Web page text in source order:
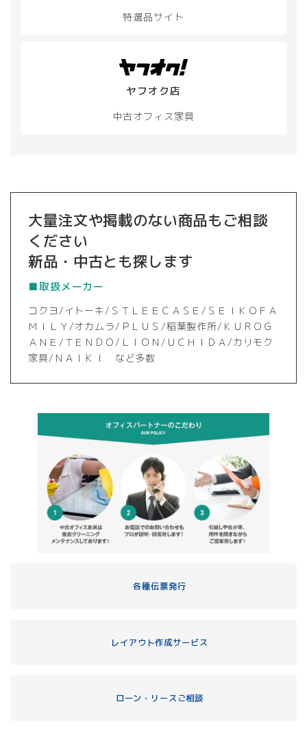
特選品サイト
ヤフオク店
中古オフィス家具
大量注文や掲載のない商品もご相談
ください
新品・中古とも探します
■取扱メーカー
コクヨ/イトーキ/ＳＴＬＥＥＣＡＳＥ/ＳＥＩＫＯＦＡ
ＭＩＬＹ/オカムラ/ＰＬＵＳ/稲葉製作所/ＫＵＲＯＧ
ＡＮＥ/ＴＥＮＤＯ/ＬＩＯＮ/ＵＣＨＩＤＡ/カリモク
家具/ＮＡＩＫＩ など多数
各種伝票発行
レイアウト作成サービス
ローン・リースご相談